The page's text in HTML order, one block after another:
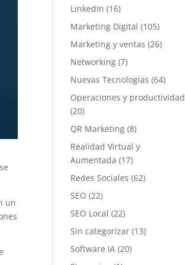
un
LinkedIn (16)
Marketing Digital (105)
Marketing y ventas (26)
Networking (7)
Nuevas Tecnologías (64)
Operaciones y productividad
(20)
QR Marketing (8)
Realidad Virtual y
Aumentada (17)
Redes Sociales (62)
SEO (22)
SEO Local (22)
Sin categorizar (13)
Software IA (20)